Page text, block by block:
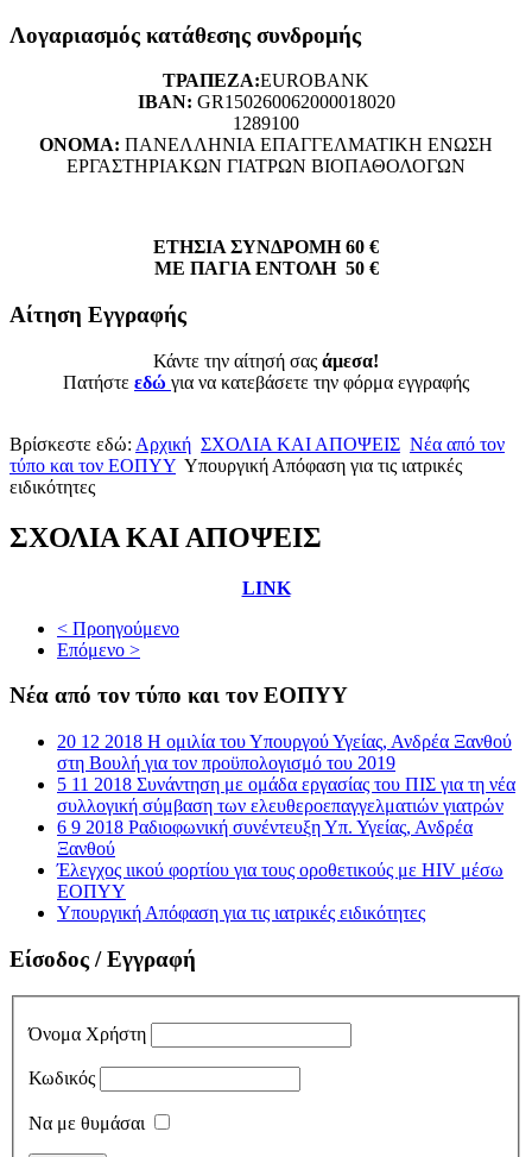
Λογαριασμός κατάθεσης συνδρομής
ΤΡΑΠΕΖΑ:EUROBANK
ΙΒΑΝ: GR150260062000018020
1289100
ΟΝΟΜΑ: ΠΑΝΕΛΛΗΝΙΑ ΕΠΑΓΓΕΛΜΑΤΙΚΗ ΕΝΩΣΗ
ΕΡΓΑΣΤΗΡΙΑΚΩΝ ΓΙΑΤΡΩΝ ΒΙΟΠΑΘΟΛΟΓΩΝ
ΕΤΗΣΙΑ ΣΥΝΔΡΟΜΗ 60 €
ΜΕ ΠΑΓΙΑ ΕΝΤΟΛΗ 50 €
Αίτηση Εγγραφής
Κάντε την αίτησή σας άμεσα!
Πατήστε εδώ για να κατεβάσετε την φόρμα εγγραφής
Βρίσκεστε εδώ: Αρχική ΣΧΟΛΙΑ ΚΑΙ ΑΠΟΨΕΙΣ Νέα από τον
τύπο και τον ΕΟΠΥΥ Υπουργική Απόφαση για τις ιατρικές
ειδικότητες
ΣΧΟΛΙΑ ΚΑΙ ΑΠΟΨΕΙΣ
LINK
< Προηγούμενο
Επόμενο >
Νέα από τον τύπο και τον ΕΟΠΥΥ
20 12 2018 Η ομιλία του Υπουργού Υγείας, Ανδρέα Ξανθού
στη Βουλή για τον προϋπολογισμό του 2019
5 11 2018 Συνάντηση με ομάδα εργασίας του ΠΙΣ για τη νέα
συλλογική σύμβαση των ελευθεροεπαγγελματιών γιατρών
6 9 2018 Ραδιοφωνική συνέντευξη Υπ. Υγείας, Ανδρέα
Ξανθού
Έλεγχος ιικού φορτίου για τους οροθετικούς με HIV μέσω
ΕΟΠΥΥ
Υπουργική Απόφαση για τις ιατρικές ειδικότητες
Είσοδος / Εγγραφή
Όνομα Χρήστη
Κωδικός
Να με θυμάσαι